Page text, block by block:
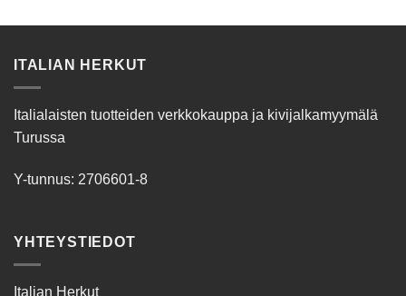
ITALIAN HERKUT
Italialaisten tuotteiden verkkokauppa ja kivijalkamyymälä
Turussa
Y-tunnus: 2706601-8
YHTEYSTIEDOT
Italian Herkut